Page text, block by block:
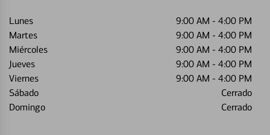
Lunes 9:00 AM - 4:00 PM
Martes
9:00 AM - 4:00 PM
Miércoles
9:00 AM - 4:00 PM
Jueves
9:00 AM - 4:00 PM
Viernes
9:00 AM - 4:00 PM
Sábado
Cerrado
Domingo
Cerrado